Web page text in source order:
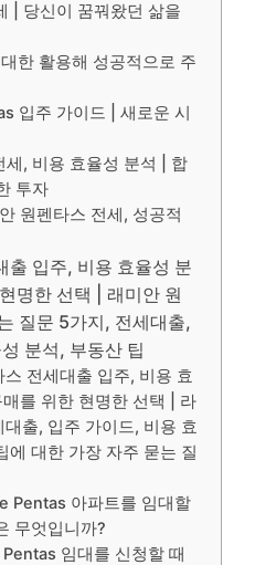
| 당신이 꿈꿔왔던 삶을
한 활용해 성공적으로 주
입주 가이드 | 새로운 시
세, 비용 효율성 분석 | 합
투자
원펜타스 전세, 성공적
출 입주, 비용 효율성 분
명한 선택 | 래미안 원
질문 5가지, 전세대출,
분석, 부동산 팁
전세대출 입주, 비용 효
를 위한 현명한 선택 | 라
출, 입주 가이드, 비용 효
에 대한 가장 자주 묻는 질
Pentas 아파트를 임대할
무엇입니까?
임대를 신청할 때